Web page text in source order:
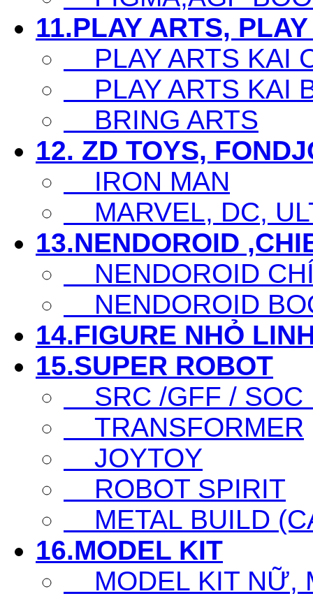
11.PLAY ARTS,
PLAY ARTS KAI
PLAY ARTS KAI
BRING ARTS
12. ZD TOYS,
IRON MAN
MARVEL, DC,
13.NENDOROID
NENDOROID
NENDOROID
14.FIGURE NHỎ
15.SUPER ROBOT
SRC /GFF / SOC
TRANSFORMER
JOYTOY
ROBOT SPIRIT
METAL BUILD
16.MODEL KIT
MODEL KIT NỮ,